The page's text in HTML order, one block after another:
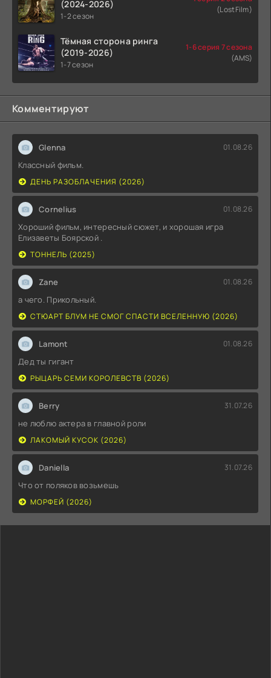
(2024-2026)
1-2 сезон
(LostFilm)
Тёмная сторона ринга
(2019-2026)
1-7 сезон
1-6 серия 7 сезона
(AMS)
Комментируют
Glenna 01.08.26
Классный фильм.
ДЕНЬ РАЗОБЛАЧЕНИЯ (2026)
Cornelius 01.08.26
Хороший фильм, интересный сюжет, и хорошая игра
Елизаветы Боярской .
ТОННЕЛЬ (2025)
Zane 01.08.26
а чего. Прикольный.
СТЮАРТ БЛУМ НЕ СМОГ СПАСТИ ВСЕЛЕННУЮ (2026)
Lamont 01.08.26
Дед ты гигант
РЫЦАРЬ СЕМИ КОРОЛЕВСТВ (2026)
Berry 31.07.26
не люблю актера в главной роли
ЛАКОМЫЙ КУСОК (2026)
Daniella 31.07.26
Что от поляков возьмешь
МОРФЕЙ (2026)